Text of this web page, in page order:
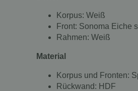
Korpus: Weiß
Front: Sonoma Eiche
Rahmen: Weiß
Material
Korpus und Fronten:
Rückwand: HDF